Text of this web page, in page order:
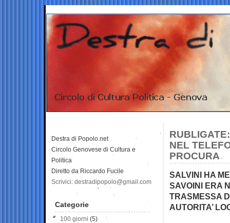
NEL
PROCURA
SALVINI HA
SAVOINI ERA
TRASMESSA
AUTORITA’
Destra di Popolo.net
Circolo Genovese di Cultura e
Politica
Diretto da Riccardo Fucile
Scrivici: destradipopolo@gmail.com
Categorie
100 giorni (5)